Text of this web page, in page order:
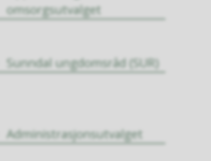
omsorgsutvalget
Sunndal ungdomsråd (SUR)
Administrasjonsutvalget